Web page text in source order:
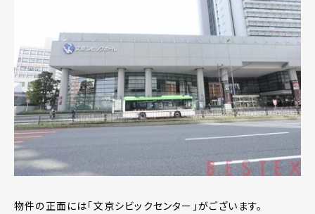
物件の正面には「文京シビックセンター」がございます。